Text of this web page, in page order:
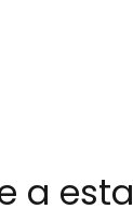
a esta